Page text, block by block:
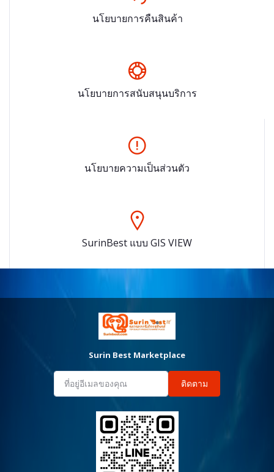
นโยบายการคืนสินค้า
นโยบายการสนับสนุนบริการ
นโยบายความเป็นส่วนตัว
SurinBest แบบ GIS VIEW
Surin Best Marketplace
ติดตาม